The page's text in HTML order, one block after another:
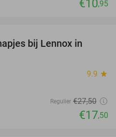
€10,95
bij Lennox in
9.9 star
Regulier €27,50
€17,50